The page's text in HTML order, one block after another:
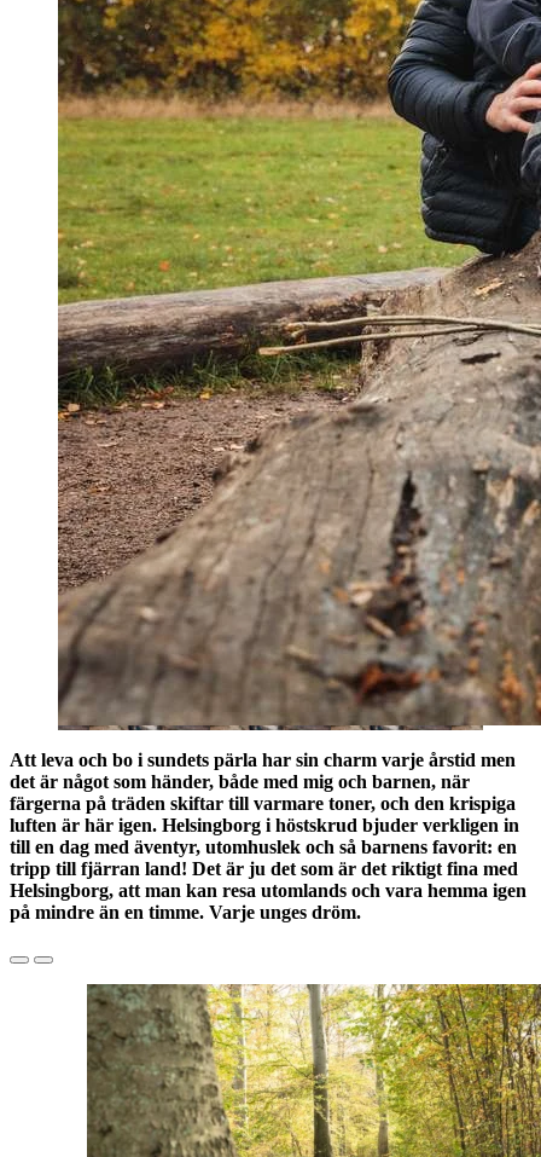
Att leva och bo i sundets pärla har sin charm varje årstid men
det är något som händer, både med mig och barnen, när
färgerna på träden skiftar till varmare toner, och den krispiga
luften är här igen. Helsingborg i höstskrud bjuder verkligen in
till en dag med äventyr, utomhuslek och så barnens favorit: en
tripp till fjärran land! Det är ju det som är det riktigt fina med
Helsingborg, att man kan resa utomlands och vara hemma igen
på mindre än en timme. Varje unges dröm.